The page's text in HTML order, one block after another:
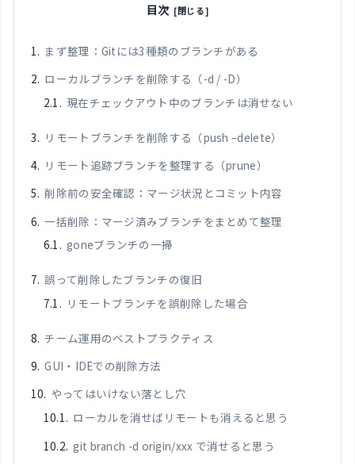
目次
まず整理：Gitには3種類のブランチがある
ローカルブランチを削除する（-d / -D）
現在チェックアウト中のブランチは消せない
リモートブランチを削除する（push –delete）
リモート追跡ブランチを整理する（prune）
削除前の安全確認：マージ状況とコミット内容
一括削除：マージ済みブランチをまとめて整理
goneブランチの一掃
誤って削除したブランチの復旧
リモートブランチを誤削除した場合
チーム運用のベストプラクティス
GUI・IDEでの削除方法
やってはいけない落とし穴
ローカルを消せばリモートも消えると思う
git branch -d origin/xxx で消せると思う